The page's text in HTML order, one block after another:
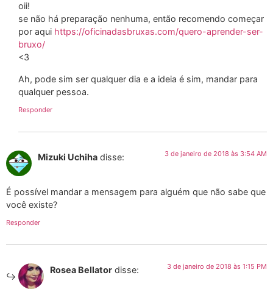
oii!
se não há preparação nenhuma, então recomendo começar
por aqui https://oficinadasbruxas.com/quero-aprender-ser-
bruxo/
<3
Ah, pode sim ser qualquer dia e a ideia é sim, mandar para
qualquer pessoa.
Responder
Mizuki Uchiha disse: 3 de janeiro de 2018 às 3:54 AM
É possível mandar a mensagem para alguém que não sabe que
você existe?
Responder
Rosea Bellator disse: 3 de janeiro de 2018 às 1:15 PM